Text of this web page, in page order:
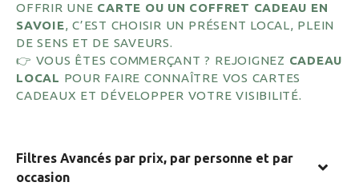
OFFRIR UNE CARTE OU UN COFFRET CADEAU EN
SAVOIE, C’EST CHOISIR UN PRÉSENT LOCAL, PLEIN
DE SENS ET DE SAVEURS.
👉 VOUS ÊTES COMMERÇANT ? REJOIGNEZ CADEAU
LOCAL POUR FAIRE CONNAÎTRE VOS CARTES
CADEAUX ET DÉVELOPPER VOTRE VISIBILITÉ.
Filtres Avancés par prix, par personne et par
occasion